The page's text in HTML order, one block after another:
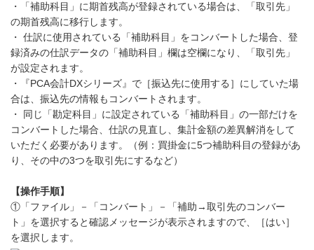
・「補助科目」に期首残高が登録されている場合は、「取引先」
の期首残高に移行します。
・ 仕訳に使用されている「補助科目」をコンバートした場合、登
録済みの仕訳データの「補助科目」欄は空欄になり、「取引先」
が設定されます。
・『PCA会計DXシリーズ』で［振込先に使用する］にしていた場
合は、振込先の情報もコンバートされます。
・ 同じ「勘定科目」に設定されている「補助科目」の一部だけを
コンバートした場合、仕訳の見直し、集計金額の差異解消をして
いただく必要があります。（例：買掛金に5つ補助科目の登録があ
り、その中の3つを取引先にするなど）
【操作手順】
①「ファイル」－「コンバート」－「補助→取引先のコンバー
ト」を選択すると確認メッセージが表示されますので、［はい］
を選択します。